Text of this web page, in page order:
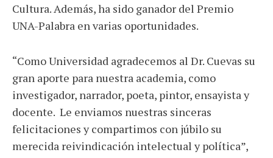
Cultura. Además, ha sido ganador del Premio
UNA-Palabra en varias oportunidades.
“Como Universidad agradecemos al Dr. Cuevas su
gran aporte para nuestra academia, como
investigador, narrador, poeta, pintor, ensayista y
docente. Le enviamos nuestras sinceras
felicitaciones y compartimos con júbilo su
merecida reivindicación intelectual y política”,